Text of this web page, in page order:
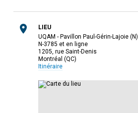
LIEU
UQAM - Pavillon Paul-Gérin-Lajoie (N)
N-3785 et en ligne
1205, rue Saint-Denis
Montréal (QC)
Itinéraire